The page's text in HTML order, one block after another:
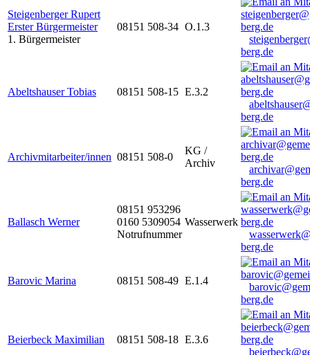
Steigenberger Rupert
Erster Bürgermeister
1. Bürgermeister
08151 508-34 O.1.3
berg.de
Abeltshauser Tobias 08151 508-15 E.3.2
berg.de
Archivmitarbeiter/innen 08151 508-0
KG /
Archiv
berg.de
Ballasch Werner
08151 953296
0160 5309054
Notrufnummer
Wasserwerk
berg.de
Barovic Marina 08151 508-49 E.1.4
berg.de
Beierbeck Maximilian 08151 508-18 E.3.6